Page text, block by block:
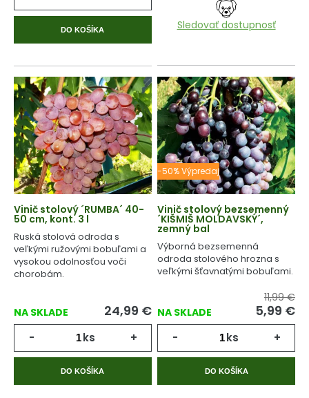
DO KOŠÍKA Sledovať dostupnosť
Vinič stolový ´RUMBA´ 40-
50 cm, kont. 3 l
Ruská stolová odroda s
veľkými ružovými bobuľami a
vysokou odolnosťou voči
chorobám.
NA SKLADE 24,99 €
- ks +
DO KOŠÍKA
-50% Výpredaj
Vinič stolový bezsemenný
´KIŠMIŠ MOLDAVSKÝ´,
zemný bal
Výborná bezsemenná
odroda stolového hrozna s
veľkými šťavnatými bobuľami.
NA SKLADE
11,99 €
5,99 €
- ks +
DO KOŠÍKA